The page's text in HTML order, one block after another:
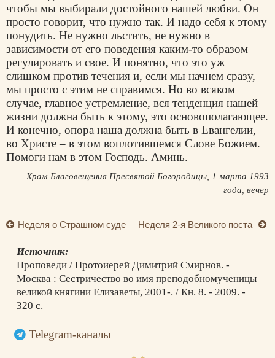
чтобы мы выбирали достойного нашей любви. Он
просто говорит, что нужно так. И надо себя к этому
понудить. Не нужно льстить, не нужно в
зависимости от его поведения каким-то образом
регулировать и свое. И понятно, что это уж
слишком против течения и, если мы начнем сразу,
мы просто с этим не справимся. Но во всяком
случае, главное устремление, вся тенденция нашей
жизни должна быть к этому, это основополагающее.
И конечно, опора наша должна быть в Евангелии,
во Христе – в этом воплотившемся Слове Божием.
Помоги нам в этом Господь. Аминь.
Храм Благовещения Пресвятой Богородицы, 1 марта 1993
года, вечер
Неделя о Страшном суде Неделя 2-я Великого поста
Источник:
Проповеди / Протоиерей Димитрий Смирнов. -
Москва : Сестричество во имя преподобномученицы
великой княгини Елизаветы, 2001-. / Кн. 8. - 2009. -
320 с.
Telegram-каналы